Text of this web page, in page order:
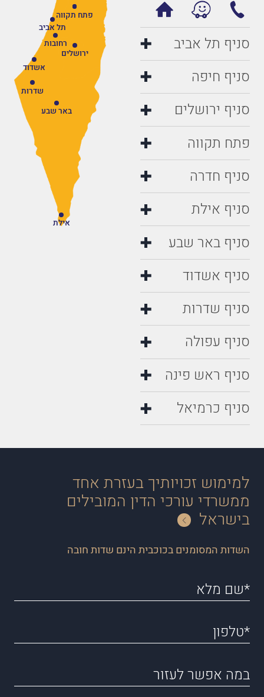
סניף תל אביב
סניף חיפה
סניף ירושלים
פתח תקווה
סניף חדרה
סניף אילת
סניף באר שבע
סניף אשדוד
סניף שדרות
סניף עפולה
סניף ראש פינה
סניף כרמיאל
רחובות
תל אביב
ירושלים
פתח תקווה
אילת
באר שבע
אשדוד
שדרות
למימוש זכויותיך בעזרת אחד
ממשרדי עורכי הדין המובילים
בישראל
השדות המסומנים בכוכבית הינם שדות חובה